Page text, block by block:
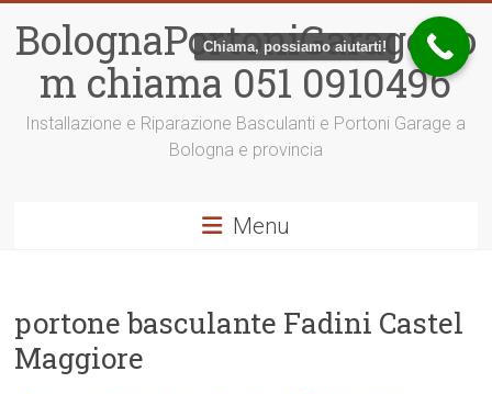
contenuto
BolognaPortoniGarage.co
m chiama 051 0910496
Installazione e Riparazione Basculanti e Portoni Garage a
Bologna e provincia
Menu
portone basculante Fadini Castel
Maggiore
Chiama, possiamo aiutarti!